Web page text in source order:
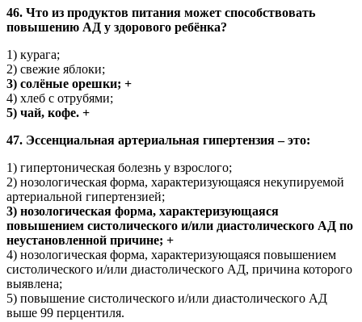
46. Что из продуктов питания может способствовать
повышению АД у здорового ребёнка?
1) курага;
2) свежие яблоки;
3) солёные орешки; +
4) хлеб с отрубями;
5) чай, кофе. +
47. Эссенциальная артериальная гипертензия – это:
1) гипертоническая болезнь у взрослого;
2) нозологическая форма, характеризующаяся некупируемой
артериальной гипертензией;
3) нозологическая форма, характеризующаяся
повышением систолического и/или диастолического АД по
неустановленной причине; +
4) нозологическая форма, характеризующаяся повышением
систолического и/или диастолического АД, причина которого
выявлена;
5) повышение систолического и/или диастолического АД
выше 99 перцентиля.